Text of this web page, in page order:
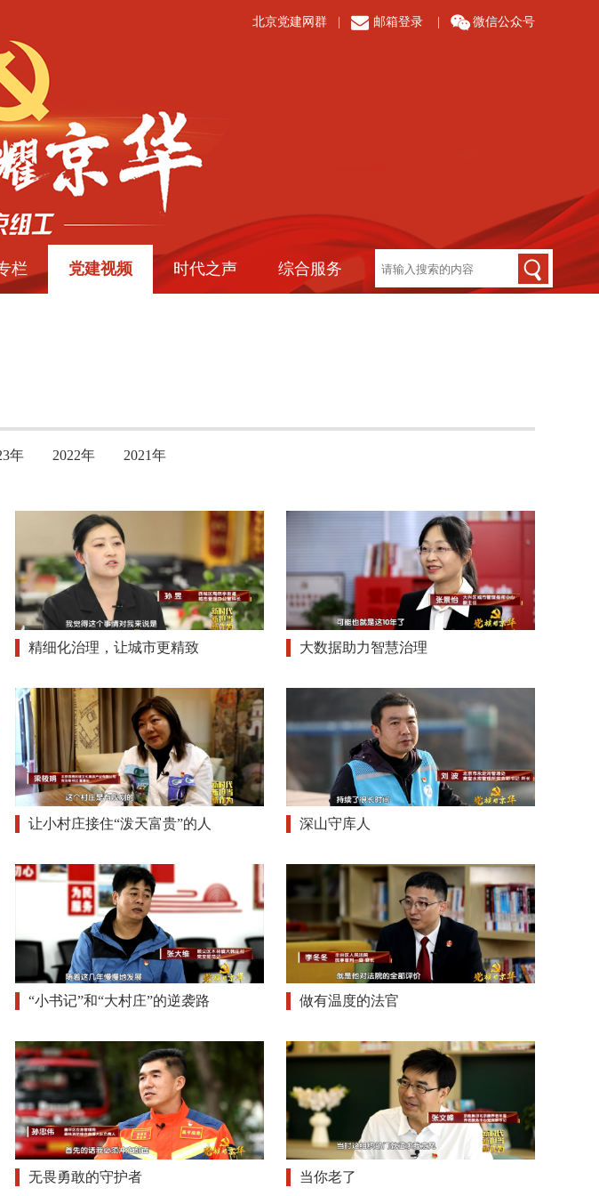
北京党建网群 邮箱登录 微信公众号
栏 党建视频 时代之声 综合服务
年 2022年 2021年
精细化治理，让城市更精致 大数据助力智慧治理
让小村庄接住“泼天富贵”的人 深山守库人
“小书记”和“大村庄”的逆袭路 做有温度的法官
无畏勇敢的守护者 当你老了